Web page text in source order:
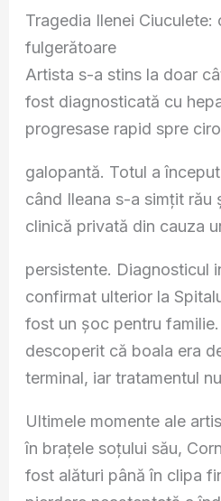
Tragedia Ilenei Ciuculete:
fulgerătoare
Artista s-a stins la doar
fost diagnosticată cu
progresase rapid spre
galopantă. Totul a
când Ileana s-a simțit rău
clinică privată din cauza
persistente. Diagnosticul
confirmat ulterior la
fost un șoc pentru
descoperit că boala era
terminal, iar tratamentul
Ultimele momente ale
în brațele soțului său,
fost alături până în clipa